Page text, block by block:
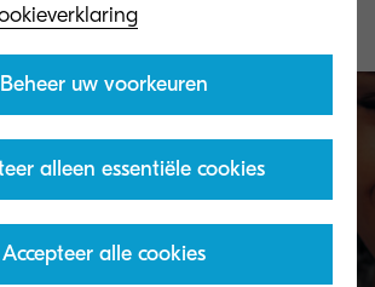
back service
recycling programme allows
Beheer uw voorkeuren
alleen essentiële cookies
Accepteer alle cookies